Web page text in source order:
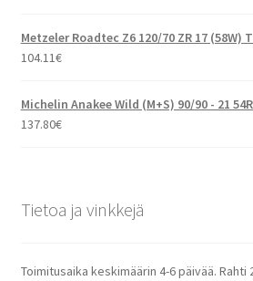
Metzeler Roadtec Z6 120/70 ZR 17 (58W)
104.11€
Michelin Anakee Wild (M+S) 90/90 - 21
137.80€
Tietoa ja vinkkejä
Toimitusaika keskimäärin 4-6 päivää. Rahti